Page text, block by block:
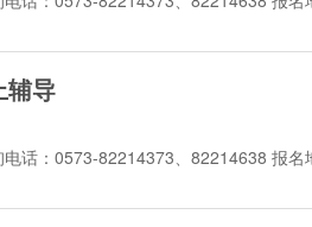
辅导
话：0573-82214373、82214638 报